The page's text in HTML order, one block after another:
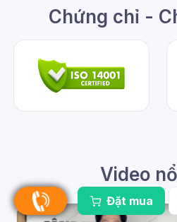
Đặt mua
Chứng chỉ -
Video